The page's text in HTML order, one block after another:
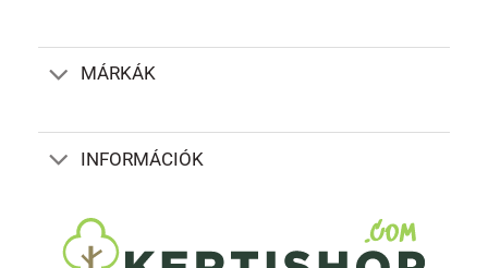
MÁRKÁK
INFORMÁCIÓK